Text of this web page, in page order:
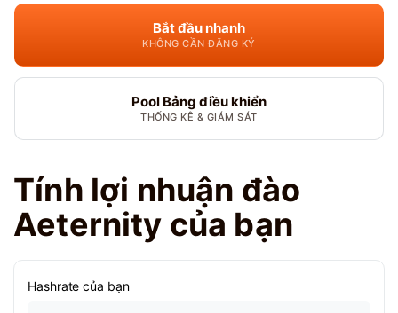
Bắt đầu nhanh
KHÔNG CẦN ĐĂNG KÝ
Pool Bảng điều khiển
THỐNG KÊ & GIÁM SÁT
Tính lợi nhuận đào
Aeternity của bạn
Hashrate của bạn